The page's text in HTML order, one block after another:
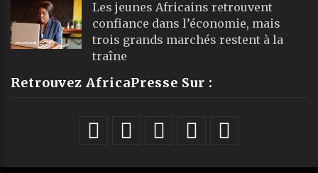
Les jeunes Africains retrouvent
confiance dans l’économie, mais
trois grands marchés restent à la
traîne
Retrouvez AfricaPresse Sur :